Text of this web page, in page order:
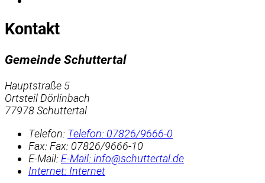
Kontakt
Gemeinde Schuttertal
Hauptstraße 5
Ortsteil Dörlinbach
77978 Schuttertal
Telefon: Telefon: 07826/9666-0
Fax: Fax: 07826/9666-10
E-Mail: E-Mail: info@schuttertal.de
Internet: Internet